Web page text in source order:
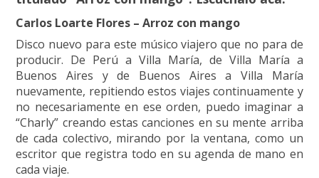
Carlos Loarte Flores – Arroz con mango
Disco nuevo para este músico viajero que no para de
producir. De Perú a Villa María, de Villa María a
Buenos Aires y de Buenos Aires a Villa María
nuevamente, repitiendo estos viajes continuamente y
no necesariamente en ese orden, puedo imaginar a
“Charly” creando estas canciones en su mente arriba
de cada colectivo, mirando por la ventana, como un
escritor que registra todo en su agenda de mano en
cada viaje.